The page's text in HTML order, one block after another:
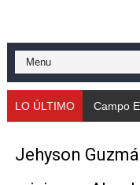
Mérida fortalece
Gobernación de
Fundecem ofrece
LO ÚLTIMO Campo
Jehyson